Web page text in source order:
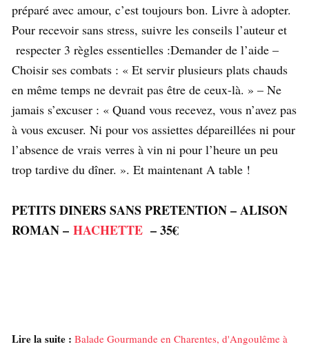
préparé avec amour, c’est toujours bon. Livre à adopter.
Pour recevoir sans stress, suivre les conseils l’auteur et
respecter 3 règles essentielles :Demander de l’aide –
Choisir ses combats : « Et servir plusieurs plats chauds
en même temps ne devrait pas être de ceux-là. » – Ne
jamais s’excuser : « Quand vous recevez, vous n’avez pas
à vous excuser. Ni pour vos assiettes dépareillées ni pour
l’absence de vrais verres à vin ni pour l’heure un peu
trop tardive du dîner. ». Et maintenant A table !
PETITS DINERS SANS PRETENTION – ALISON
ROMAN – HACHETTE – 35€
Lire la suite : Balade Gourmande en Charentes, d'Angoulême à